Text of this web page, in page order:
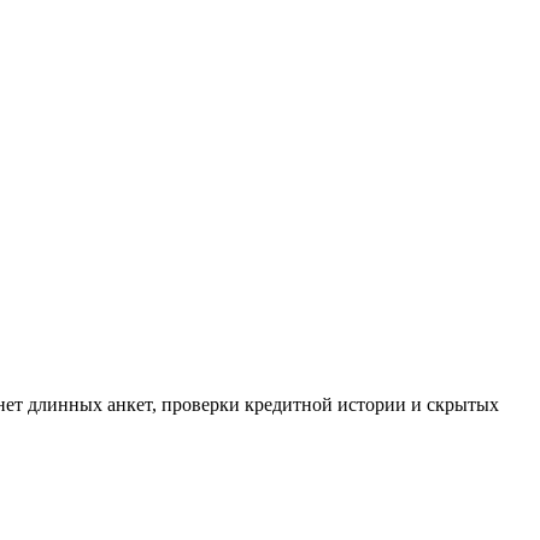
длинных анкет, проверки кредитной истории и скрытых